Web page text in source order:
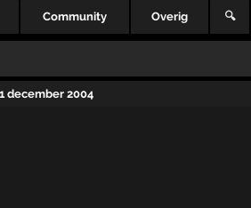
Community Overig 🔍
december 2004